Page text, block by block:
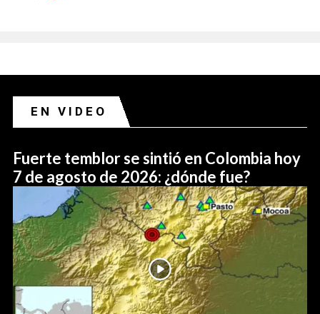
EN VIDEO
Fuerte temblor se sintió en Colombia hoy
7 de agosto de 2026: ¿dónde fue?